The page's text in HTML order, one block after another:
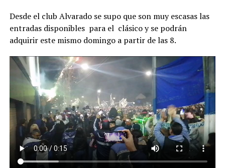
Desde el club Alvarado se supo que son muy escasas las
entradas disponibles para el clásico y se podrán
adquirir este mismo domingo a partir de las 8.